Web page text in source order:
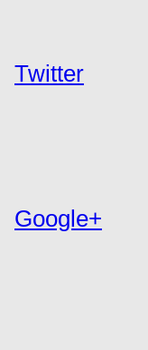
Twitter
Google+